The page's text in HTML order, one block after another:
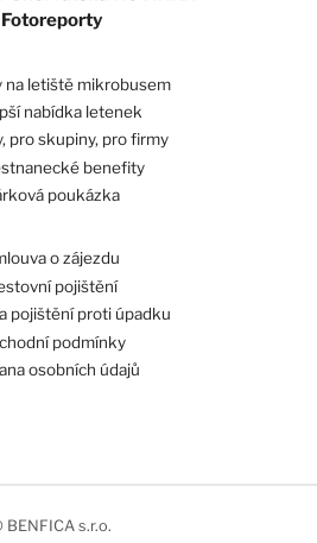
Fotoreporty
na letiště mikrobusem
nabídka letenek
pro skupiny, pro firmy
benefity
poukázka
o zájezdu
pojištění
pojištění proti úpadku
podmínky
osobních údajů
BENFICA s.r.o.